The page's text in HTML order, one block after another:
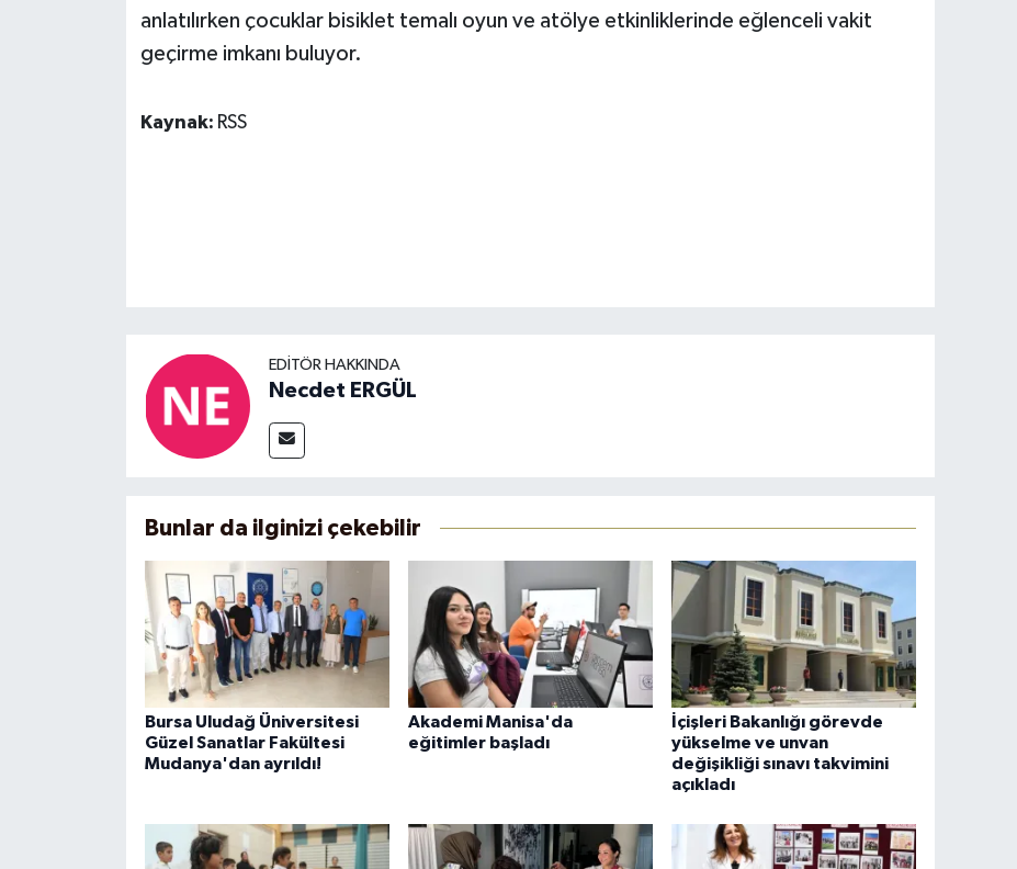
anlatılırken çocuklar bisiklet temalı oyun ve atölye etkinliklerinde eğlenceli vakit
geçirme imkanı buluyor.
Kaynak: RSS
EDITÖR HAKKINDA
Necdet ERGÜL
Bunlar da ilginizi çekebilir
Bursa Uludağ Üniversitesi
Güzel Sanatlar Fakültesi
Mudanya'dan ayrıldı!
Akademi Manisa'da
eğitimler başladı
İçişleri Bakanlığı görevde
yükselme ve unvan
değişikliği sınavı takvimini
açıkladı